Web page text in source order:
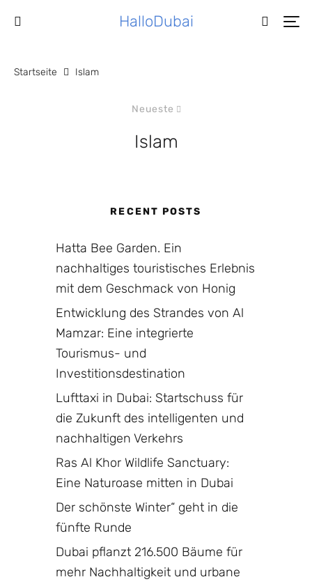
HalloDubai
Startseite Islam
Neueste
Islam
RECENT POSTS
Hatta Bee Garden. Ein
nachhaltiges touristisches Erlebnis
mit dem Geschmack von Honig
Entwicklung des Strandes von Al
Mamzar: Eine integrierte
Tourismus- und
Investitionsdestination
Lufttaxi in Dubai: Startschuss für
die Zukunft des intelligenten und
nachhaltigen Verkehrs
Ras Al Khor Wildlife Sanctuary:
Eine Naturoase mitten in Dubai
Der schönste Winter“ geht in die
fünfte Runde
Dubai pflanzt 216.500 Bäume für
mehr Nachhaltigkeit und urbane